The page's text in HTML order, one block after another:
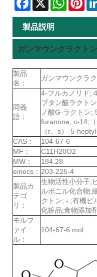
製品説明
ガンマウンクラクト
製品
名：
ガンマウンクラ
同義
語：
4-フルカノリド;
ブタン酸ラクト
ノ酸G-ラクトン;
furanone; c-14;
（r、s）-5-
CAS：
104-67-6
MF：
C11H20O2
MW：
184.28
einecs： 203-225-4
製品カ
テゴ
リ：
生物活性小分子;
ルボニル化合物;
クトン; - ;有機ビ
化粧品;食物添加剤
モルフ
ァイ
ル：
104-67-6.mol